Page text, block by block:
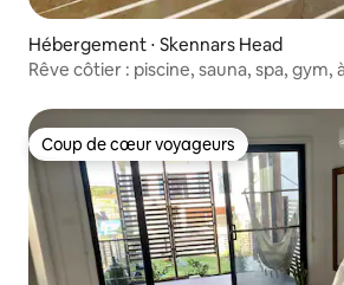
Hébergement ⋅ Skennars Head
Rêve côtier : piscine, sauna, spa, gym,
Coup de cœur voyageurs
Coup de cœur voyageurs